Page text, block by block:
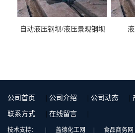
自动液压钢坝/液压景观钢坝
公司首页 公司介绍 公司动态
联系方式 在线留言
技术支持： 盖德化工网 食品商务网